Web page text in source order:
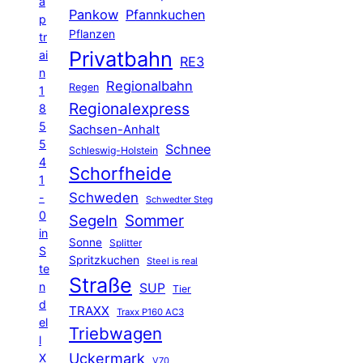
p
tr
ai
n
1
8
5
5
4
1
-
0
in
S
te
n
d
el
l
X
Pankow Pfannkuchen
Pflanzen
Privatbahn RE3
Regen Regionalbahn
Regionalexpress
Sachsen-Anhalt
Schleswig-Holstein Schnee
Schorfheide
Schweden Schwedter Steg
Segeln Sommer
Sonne Splitter
Spritzkuchen Steel is real
Straße SUP Tier
TRAXX Traxx P160 AC3
Triebwagen
Uckermark V70